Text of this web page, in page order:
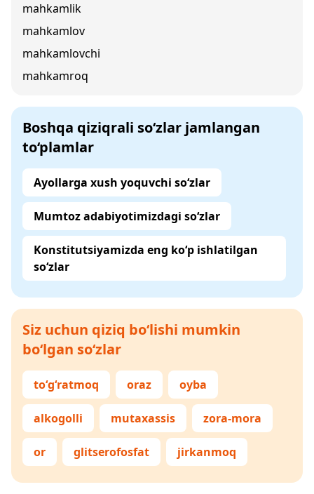
mahkamlik
mahkamlov
mahkamlovchi
mahkamroq
Boshqa qiziqrali so‘zlar jamlangan
to‘plamlar
Ayollarga xush yoquvchi so‘zlar
Mumtoz adabiyotimizdagi so‘zlar
Konstitutsiyamizda eng ko‘p ishlatilgan
so‘zlar
Siz uchun qiziq bo‘lishi mumkin
bo‘lgan so‘zlar
to‘g‘ratmoq oraz oyba
alkogolli mutaxassis zora-mora
or glitserofosfat jirkanmoq